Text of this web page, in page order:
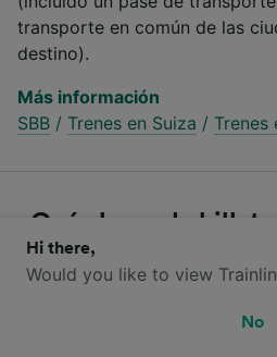
transporte en común de las
destino).
Más información
SBB / Trenes en Suiza / Trenes
¿Qué clases de
Intercity y SBB
Arosa a Zúrich?
Hi there,
Would you like to view
No